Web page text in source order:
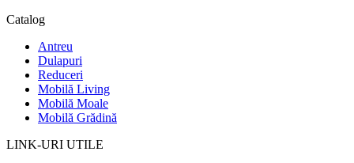
Catalog
Antreu
Dulapuri
Reduceri
Mobilă Living
Mobilă Moale
Mobilă Grădină
LINK-URI UTILE